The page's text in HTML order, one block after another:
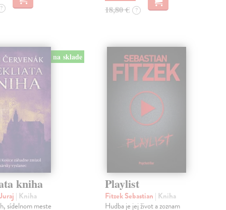
? 18,80 € ?
na sklade
kniha
| Kniha
sídelnom meste
Playlist
Fitzek Sebastian | Kniha
Hudba je jej život a zoznam